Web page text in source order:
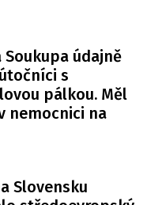
Soukupa údajně
s
pálkou. Měl
nemocnici na
Slovensku